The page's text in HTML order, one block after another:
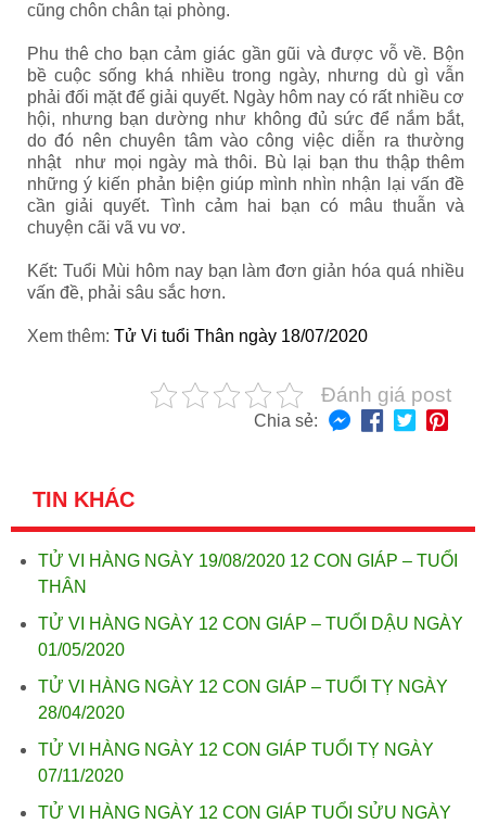
cũng chôn chân tại phòng.
Phu thê cho bạn cảm giác gần gũi và được vỗ về. Bộn
bề cuộc sống khá nhiều trong ngày, nhưng dù gì vẫn
phải đối mặt để giải quyết. Ngày hôm nay có rất nhiều cơ
hội, nhưng bạn dường như không đủ sức để nắm bắt,
do đó nên chuyên tâm vào công việc diễn ra thường
nhật như mọi ngày mà thôi. Bù lại bạn thu thập thêm
những ý kiến phản biện giúp mình nhìn nhận lại vấn đề
cần giải quyết. Tình cảm hai bạn có mâu thuẫn và
chuyện cãi vã vu vơ.
Kết: Tuổi Mùi hôm nay bạn làm đơn giản hóa quá nhiều
vấn đề, phải sâu sắc hơn.
Xem thêm: Tử Vi tuổi Thân ngày 18/07/2020
Đánh giá post
Chia sẻ:
TIN KHÁC
TỬ VI HÀNG NGÀY 19/08/2020 12 CON GIÁP – TUỔI
THÂN
TỬ VI HÀNG NGÀY 12 CON GIÁP – TUỔI DẬU NGÀY
01/05/2020
TỬ VI HÀNG NGÀY 12 CON GIÁP – TUỔI TỴ NGÀY
28/04/2020
TỬ VI HÀNG NGÀY 12 CON GIÁP TUỔI TỴ NGÀY
07/11/2020
TỬ VI HÀNG NGÀY 12 CON GIÁP TUỔI SỬU NGÀY